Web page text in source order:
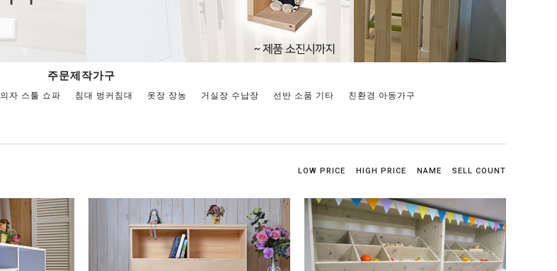
주문제작가구
의자 스툴 쇼파 침대 벙커침대 옷장 장농 거실장 수납장 선반 소품 기타 친환경 아동가구
LOW PRICE HIGH PRICE NAME SELL COUNT